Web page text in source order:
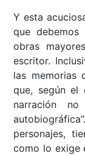
Y esta
que
obras
escritor.
las memorias
que, según el
narración
personajes,
como lo exige